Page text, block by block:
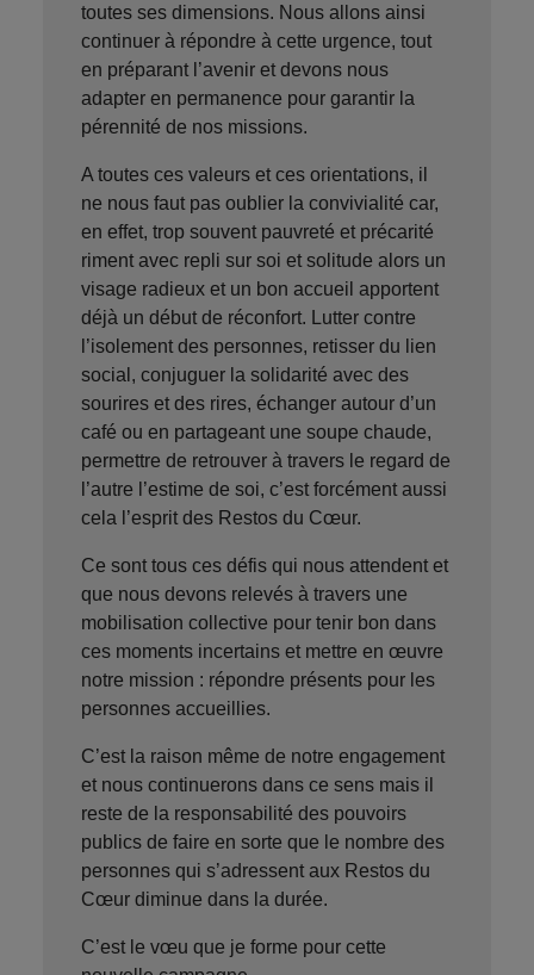
toutes ses dimensions. Nous allons ainsi
continuer à répondre à cette urgence, tout
en préparant l’avenir et devons nous
adapter en permanence pour garantir la
pérennité de nos missions.
A toutes ces valeurs et ces orientations, il
ne nous faut pas oublier la convivialité car,
en effet, trop souvent pauvreté et précarité
riment avec repli sur soi et solitude alors un
visage radieux et un bon accueil apportent
déjà un début de réconfort. Lutter contre
l’isolement des personnes, retisser du lien
social, conjuguer la solidarité avec des
sourires et des rires, échanger autour d’un
café ou en partageant une soupe chaude,
permettre de retrouver à travers le regard de
l’autre l’estime de soi, c’est forcément aussi
cela l’esprit des Restos du Cœur.
Ce sont tous ces défis qui nous attendent et
que nous devons relevés à travers une
mobilisation collective pour tenir bon dans
ces moments incertains et mettre en œuvre
notre mission : répondre présents pour les
personnes accueillies.
C’est la raison même de notre engagement
et nous continuerons dans ce sens mais il
reste de la responsabilité des pouvoirs
publics de faire en sorte que le nombre des
personnes qui s’adressent aux Restos du
Cœur diminue dans la durée.
C’est le vœu que je forme pour cette